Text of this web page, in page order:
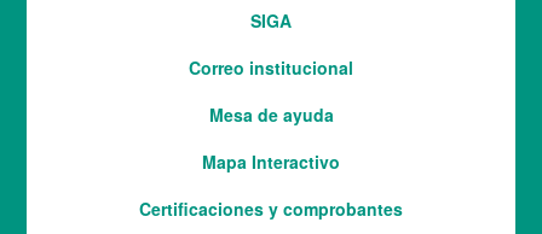
SIGA
Correo institucional
Mesa de ayuda
Mapa Interactivo
ServicesCertificaciones y comprobantes